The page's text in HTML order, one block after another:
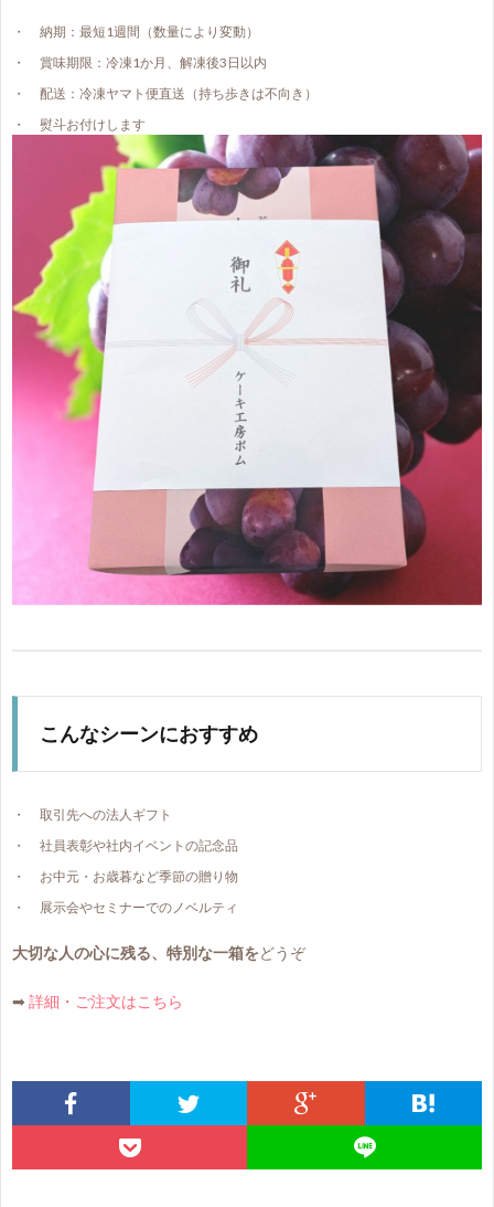
納期：最短1週間（数量により変動）
賞味期限：冷凍1か月、解凍後3日以内
配送：冷凍ヤマト便直送（持ち歩きは不向き）
熨斗お付けします
こんなシーンにおすすめ
取引先への法人ギフト
社員表彰や社内イベントの記念品
お中元・お歳暮など季節の贈り物
展示会やセミナーでのノベルティ
大切な人の心に残る、特別な一箱をどうぞ
➡ 詳細・ご注文はこちら